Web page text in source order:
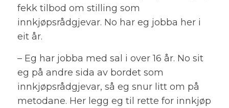
fekk tilbod om stilling som
innkjøpsrådgjevar. No har eg jobba her i
eit år.
– Eg har jobba med sal i over 16 år. No sit
eg på andre sida av bordet som
innkjøpsrådgjevar, så eg snur litt om på
metodane. Her legg eg til rette for innkjøp